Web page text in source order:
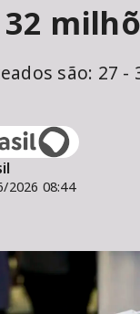
32
são: 27 -
2026 08:44